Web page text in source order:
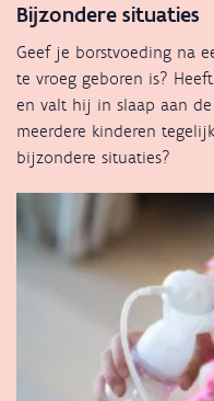
Bijzondere situaties
Geef je borstvoeding na
te vroeg geboren is?
en valt hij in slaap aan
meerdere kinderen
bijzondere situaties?